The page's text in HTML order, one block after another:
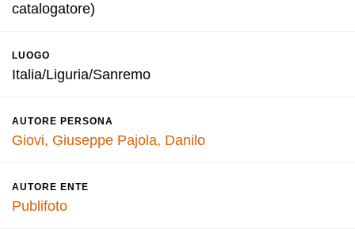
catalogatore)
LUOGO
Italia/Liguria/Sanremo
AUTORE PERSONA
Giovi, Giuseppe Pajola, Danilo
AUTORE ENTE
Publifoto